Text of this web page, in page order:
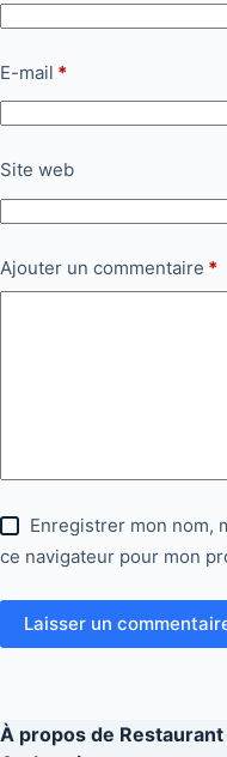
E-mail *
Site web
Ajouter un commentaire *
Enregistrer mon nom,
ce navigateur pour mon
Laisser un
À propos de Restaurant